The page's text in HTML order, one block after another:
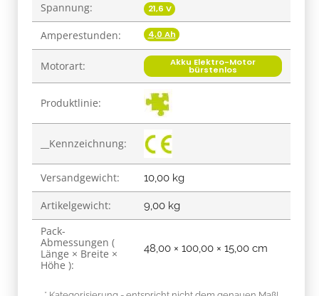
Spannung: 21,6 V
Amperestunden: 4,0 Ah
Motorart: Akku Elektro-Motor
bürstenlos
Produktlinie:
__Kennzeichnung:
Versandgewicht: 10,00 kg
Artikelgewicht: 9,00 kg
Pack-
Abmessungen (
Länge × Breite ×
Höhe ):
48,00 × 100,00 × 15,00 cm